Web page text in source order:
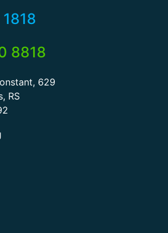
8818
629
RS